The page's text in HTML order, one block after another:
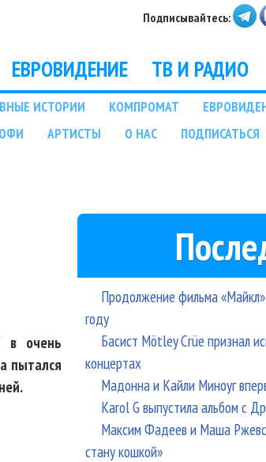
Подписывайтесь:
ЕВРОВИДЕНИЕ ТВ И РАДИО
ИСТОРИИ КОМПРОМАТ
АРТИСТЫ О НАС ПОДПИСАТЬСЯ
в очень
пытался
Продолжение фильма
году
Басист Mötley Crüe признал
концертах
Мадонна и Кайли Миноуг
Karol G выпустила альбом с
Максим Фадеев и Маша
стану кошкой»